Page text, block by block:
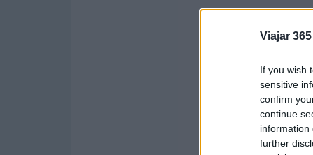
Viajar 365
If you wish
sensitive
confirm
continue
information
further